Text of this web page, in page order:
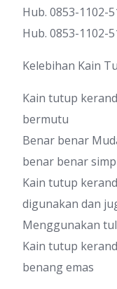
Hub. 0853-1102-
Hub. 0853-1102-
Kelebihan Kain
Kain tutup
bermutu
Benar benar
benar benar
Kain tutup
digunakan dan
Menggunakan
Kain tutup
benang emas